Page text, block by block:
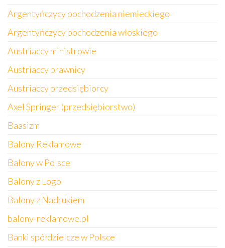
Argentyńczycy pochodzenia niemieckiego
Argentyńczycy pochodzenia włoskiego
Austriaccy ministrowie
Austriaccy prawnicy
Austriaccy przedsiębiorcy
Axel Springer (przedsiębiorstwo)
Baasizm
Balony Reklamowe
Balony w Polsce
Balony z Logo
Balony z Nadrukiem
balony-reklamowe.pl
Banki spółdzielcze w Polsce